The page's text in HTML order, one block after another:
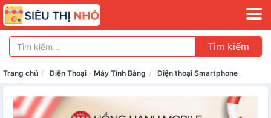
Tìm kiếm
Trang chủ Điện Thoại - Máy Tính Bảng Điện thoại Smartphone